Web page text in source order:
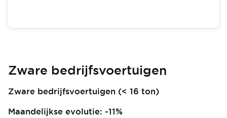
Zware bedrijfsvoertuigen
Zware bedrijfsvoertuigen (< 16 ton)
Maandelijkse evolutie: -11%